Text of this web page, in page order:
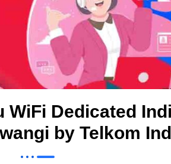
Dedicated
by Telkom